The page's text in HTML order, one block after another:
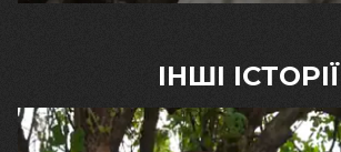
ІНШІ ІСТОРІЇ